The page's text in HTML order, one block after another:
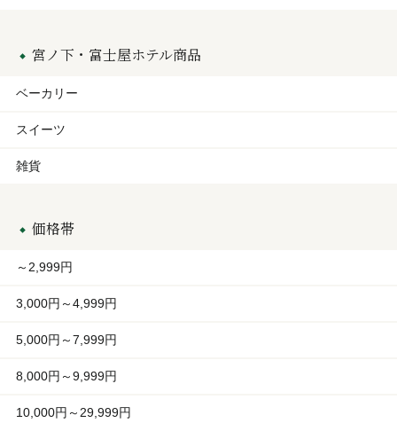
宮ノ下・富士屋ホテル商品
ベーカリー
スイーツ
雑貨
価格帯
～2,999円
3,000円～4,999円
5,000円～7,999円
8,000円～9,999円
10,000円～29,999円